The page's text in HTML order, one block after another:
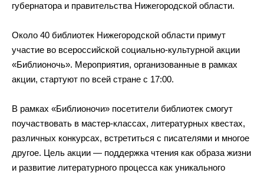
губернатора и правительства Нижегородской области.
Около 40 библиотек Нижегородской области примут
участие во всероссийской социально-культурной акции
«Библионочь». Мероприятия, организованные в рамках
акции, стартуют по всей стране с 17:00.
В рамках «Библионочи» посетители библиотек смогут
поучаствовать в мастер-классах, литературных квестах,
различных конкурсах, встретиться с писателями и многое
другое. Цель акции — поддержка чтения как образа жизни
и развитие литературного процесса как уникального